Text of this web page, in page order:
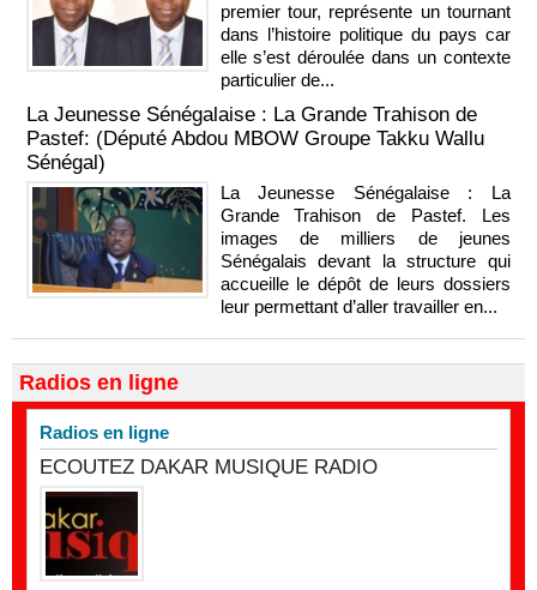
premier tour, représente un tournant
dans l’histoire politique du pays car
elle s’est déroulée dans un contexte
particulier de...
La Jeunesse Sénégalaise : La Grande Trahison de
Pastef: (Député Abdou MBOW Groupe Takku Wallu
Sénégal)
La Jeunesse Sénégalaise : La
Grande Trahison de Pastef. Les
images de milliers de jeunes
Sénégalais devant la structure qui
accueille le dépôt de leurs dossiers
leur permettant d’aller travailler en...
Radios en ligne
Radios en ligne
ECOUTEZ DAKAR MUSIQUE RADIO